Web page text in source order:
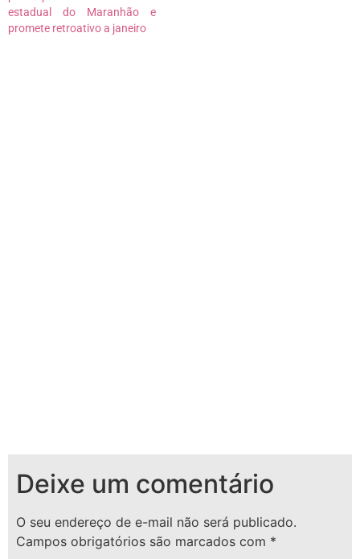
estadual do Maranhão e
promete retroativo a janeiro
Deixe um comentário
O seu endereço de e-mail não será publicado.
Campos obrigatórios são marcados com *